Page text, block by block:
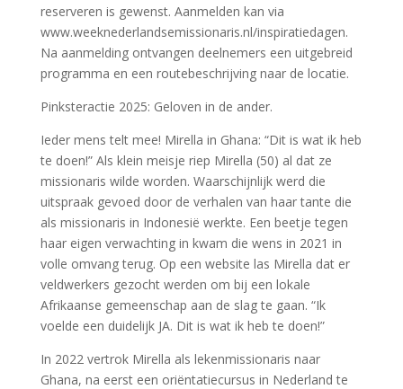
reserveren is gewenst. Aanmelden kan via
www.weeknederlandsemissionaris.nl/inspiratiedagen.
Na aanmelding ontvangen deelnemers een uitgebreid
programma en een routebeschrijving naar de locatie.
Pinksteractie 2025: Geloven in de ander.
Ieder mens telt mee! Mirella in Ghana: “Dit is wat ik heb
te doen!” Als klein meisje riep Mirella (50) al dat ze
missionaris wilde worden. Waarschijnlijk werd die
uitspraak gevoed door de verhalen van haar tante die
als missionaris in Indonesië werkte. Een beetje tegen
haar eigen verwachting in kwam die wens in 2021 in
volle omvang terug. Op een website las Mirella dat er
veldwerkers gezocht werden om bij een lokale
Afrikaanse gemeenschap aan de slag te gaan. “Ik
voelde een duidelijk JA. Dit is wat ik heb te doen!”
In 2022 vertrok Mirella als lekenmissionaris naar
Ghana, na eerst een oriëntatiecursus in Nederland te